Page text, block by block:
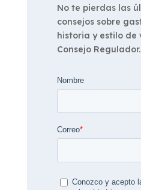
No te pierdas las
consejos sobre
historia y estilo de
Consejo Regulador.